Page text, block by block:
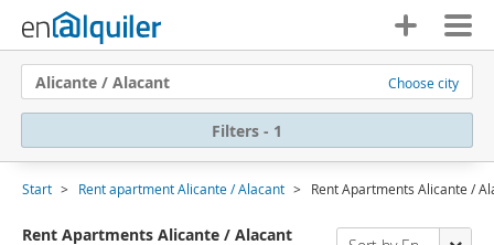
Alicante / Alacant Choose city
Filters - 1
Start Rent apartment Alicante / Alacant Rent Apartments Alicante /
Rent Apartments Alicante / Alacant